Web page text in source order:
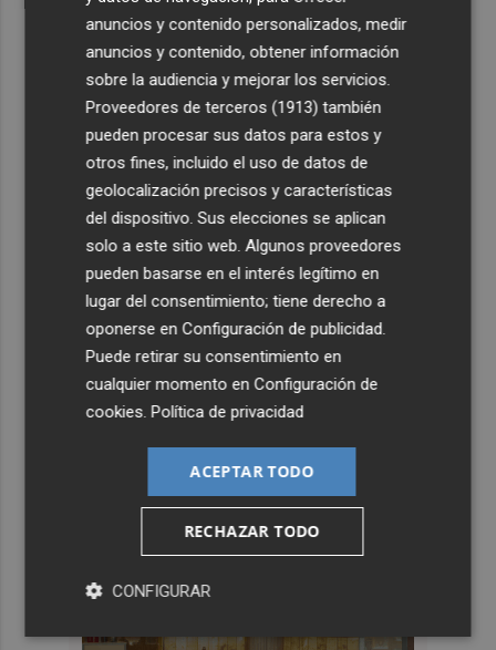
anuncios y contenido personalizados, medir
anuncios y contenido, obtener información
sobre la audiencia y mejorar los servicios.
Proveedores de terceros (1913) también
pueden procesar sus datos para estos y
otros fines, incluido el uso de datos de
geolocalización precisos y características
del dispositivo. Sus elecciones se aplican
solo a este sitio web. Algunos proveedores
pueden basarse en el interés legítimo en
lugar del consentimiento; tiene derecho a
oponerse enConfiguración de publicidad
Puede retirar su consentimiento en
cualquier momento enConfiguración de
cookies .Política de privacidad
ACEPTAR TODO
RECHAZAR TODO
CONFIGURAR